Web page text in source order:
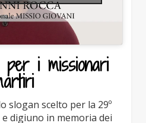
per i missionari
slogan scelto per la 29º
digiuno in memoria dei